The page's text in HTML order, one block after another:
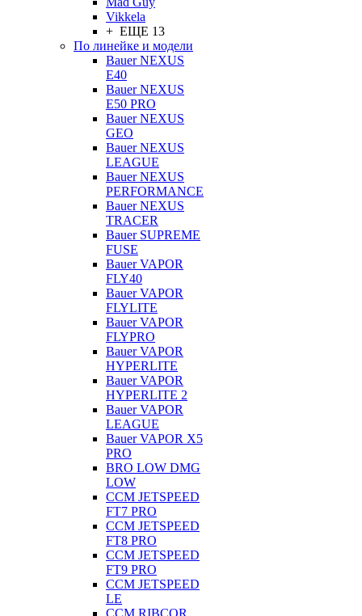
Vikkela
+ ЕЩЕ 13
По линейке и модели
Bauer NEXUS
E40
Bauer NEXUS
E50 PRO
Bauer NEXUS
GEO
Bauer NEXUS
LEAGUE
Bauer NEXUS
PERFORMANCE
Bauer NEXUS
TRACER
Bauer SUPREME
FUSE
Bauer VAPOR
FLY40
Bauer VAPOR
FLYLITE
Bauer VAPOR
FLYPRO
Bauer VAPOR
HYPERLITE
Bauer VAPOR
HYPERLITE 2
Bauer VAPOR
LEAGUE
Bauer VAPOR X5
PRO
BRO LOW DMG
LOW
CCM JETSPEED
FT7 PRO
CCM JETSPEED
FT8 PRO
CCM JETSPEED
FT9 PRO
CCM JETSPEED
LE
CCM RIBCOR